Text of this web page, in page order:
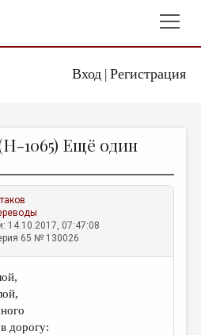
Вход| Регистрация
1065) Ещё один
14.10.2017, 07:47:08
65 № 130026
дорогу: